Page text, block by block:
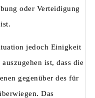
oder Verteidigung
jedoch Einigkeit
ist, dass die
gegenüber des für
Das